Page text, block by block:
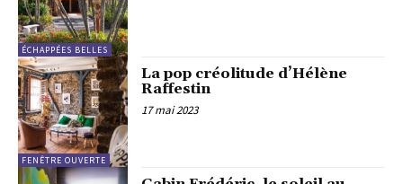
ÉCHAPPÉES BELLES
FENÊTRE OUVERTE
La pop créolitude d’Hélène
Raffestin
17 mai 2023